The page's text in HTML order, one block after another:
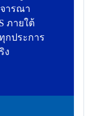
ารณา
ภายใต้
กประการ
ง